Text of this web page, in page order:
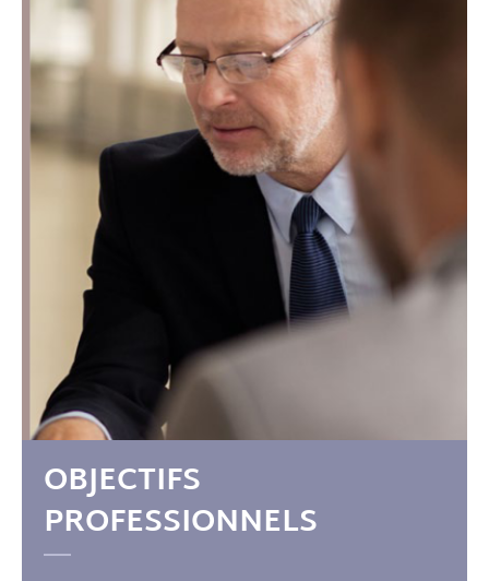
OBJECTIFS
PROFESSIONNELS